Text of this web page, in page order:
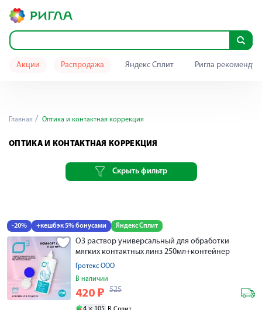
Акции Распродажа Яндекс Сплит Ригла
Главная Оптика и контактная коррекция
ОПТИКА И КОНТАКТНАЯ КОРРЕКЦИЯ
Скрыть фильтр
-20% +кешбэк 5% бонусами Яндекс Сплит
О3 раствор универсальный для обработки
мягких контактных линз 250мл+контейнер
Гротекс ООО
В наличии
420 ₽ 525
4 × 105